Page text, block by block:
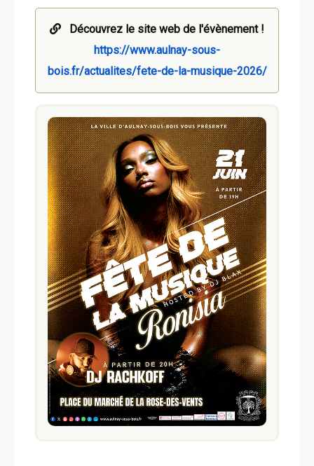
Découvrez le site web de l'évènement !
https://www.aulnay-sous-
bois.fr/actualites/fete-de-la-musique-2026/